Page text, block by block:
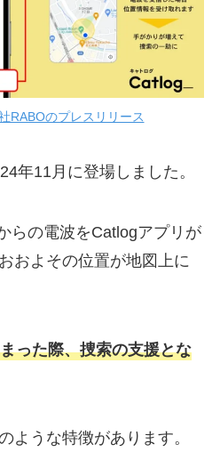
RABOのプレスリリース
年11月に登場しました。
らの電波をCatlogアプリが
およその位置が地図上に
った際、捜索の支援とな
ような特徴があります。